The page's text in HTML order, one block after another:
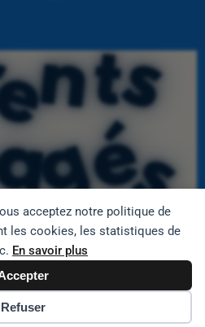
à l’Autisme
de sensibilisation à
acceptez notre politique de
les cookies, les statistiques de
En savoir plus
Refuser